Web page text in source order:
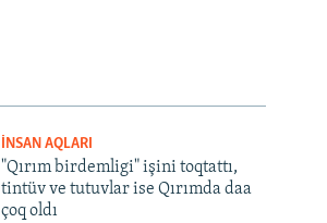
İNSAN AQLARI
"Qırım birdemligi" işini toqtattı,
tintüv ve tutuvlar ise Qırımda daa
çoq oldı